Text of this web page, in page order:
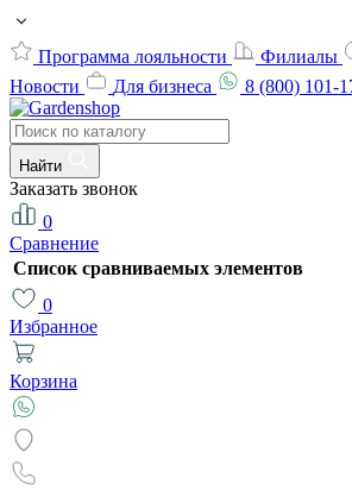
Программа лояльности Филиалы
Новости
Для бизнеса 8 (800) 101-
Найти
Заказать звонок
0
Сравнение
Список сравниваемых элементов
0
Избранное
Корзина